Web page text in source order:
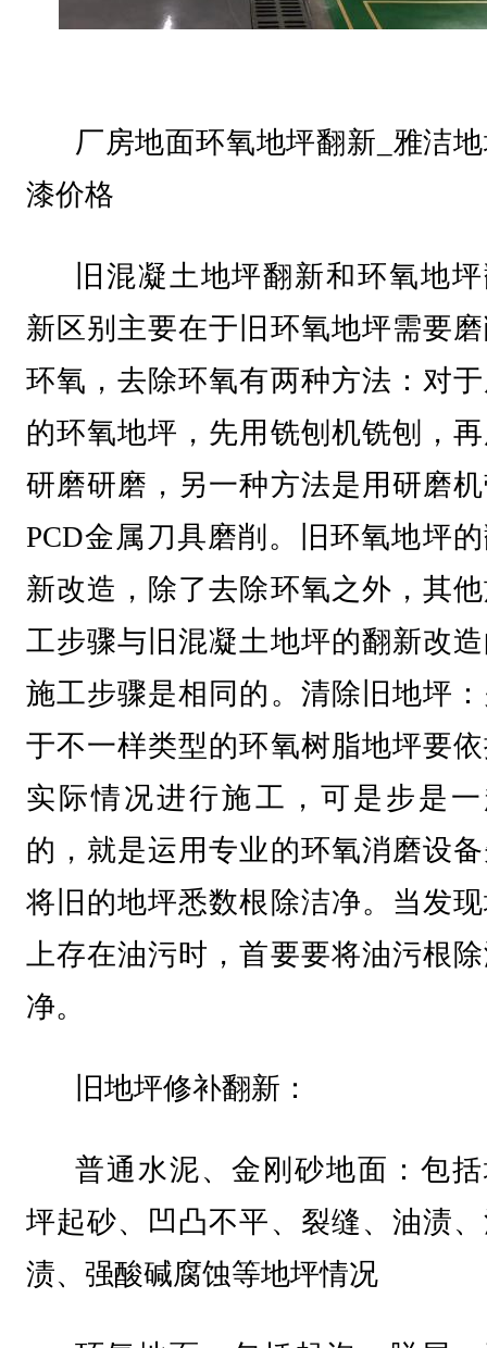
厂房地面环氧地坪翻新_雅洁
漆价格
旧混凝土地坪翻新和环氧地
新区别主要在于旧环氧地坪需要
环氧，去除环氧有两种方法：对
的环氧地坪，先用铣刨机铣刨，
研磨研磨，另一种方法是用研磨
PCD金属刀具磨削。旧环氧地坪
新改造，除了去除环氧之外，其
工步骤与旧混凝土地坪的翻新改
施工步骤是相同的。清除旧地坪
于不一样类型的环氧树脂地坪要
实际情况进行施工，可是步是一
的，就是运用专业的环氧消磨设
将旧的地坪悉数根除洁净。当发
上存在油污时，首要要将油污根
净。
旧地坪修补翻新：
普通水泥、金刚砂地面：包
坪起砂、凹凸不平、裂缝、油渍
渍、强酸碱腐蚀等地坪情况